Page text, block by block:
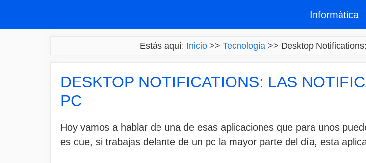
Informática
Estás aquí: Inicio>> Tecnología>> Desktop
DESKTOP NOTIFICATIONS: LAS
PC
Hoy vamos a hablar de una de esas aplicaciones que para unos
es que, si trabajas delante de un pc la mayor parte del día, esta